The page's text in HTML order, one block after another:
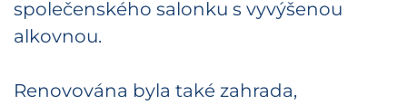
společenského salonku s vyvýšenou
alkovnou.
Renovována byla také zahrada,